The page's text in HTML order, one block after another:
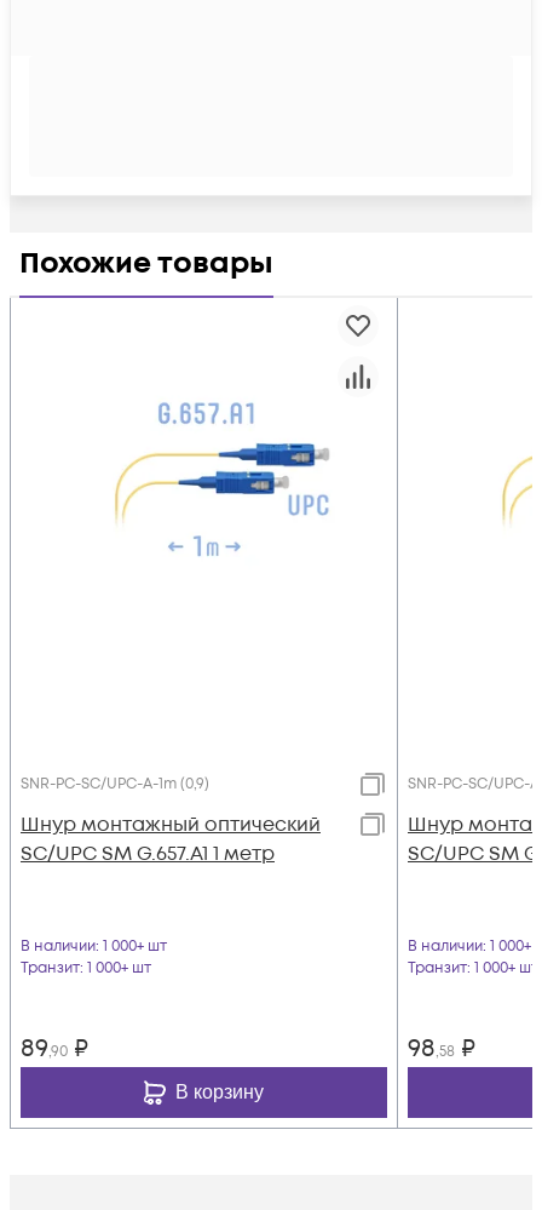
Похожие товары
SNR-PC-SC/UPC-A-1m (0,9)
Шнур монтажный оптический
SC/UPC SM G.657.A1 1 метр
В наличии: 1 000+ шт
Транзит: 1 000+ шт
89,90 ₽
В корзину
SNR-PC-SC/UPC-
Шнур
SC/UPC SM
В наличии: 1 000+
Транзит: 1 000+ шт
98,58 ₽